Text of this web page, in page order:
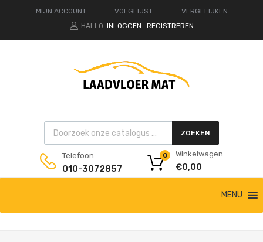
MIJN ACCOUNT VOLGLIJST
VERGELIJKEN
HALLO. INLOGGEN REGISTREREN
Products search ZOEKEN
Telefoon:
010-3072857
Winkelwagen
€0,00
0
de
MENU